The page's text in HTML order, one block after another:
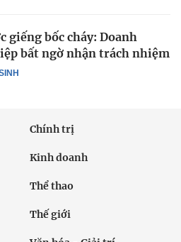
giếng bốc cháy: Doanh
bất ngờ nhận trách nhiệm
Chính trị
Kinh doanh
Thể thao
Thế giới